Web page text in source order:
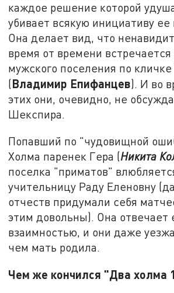
каждое решение которой
убивает всякую инициативу
Она делает вид, что
время от времени встречается
мужского поселения по
(Владимир Епифанцев). И во
этих они, очевидно, не
Шекспира.
Попавший по "чудовищной
Холма паренек Гера (Никита
поселка "приматов"
учительницу Раду Еленовну
отчеств придумали себя
этим довольны). Она отвечает
взаимностью, и они даже
чем мать родила.
Чем же кончился "Два холма